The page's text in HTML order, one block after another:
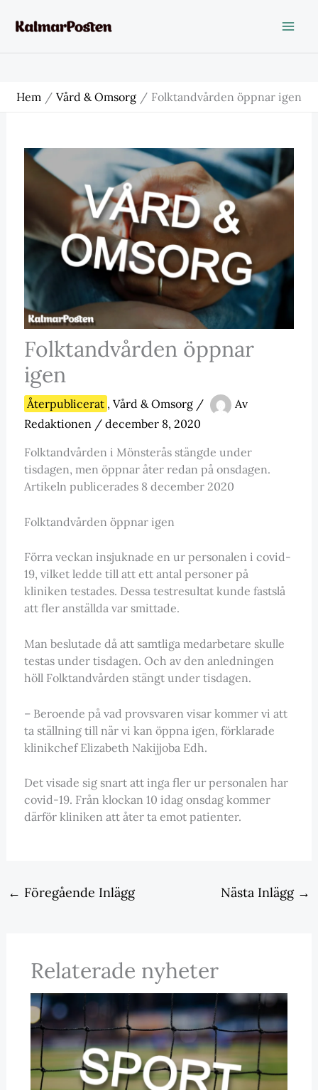
Hem Vård & Omsorg Folktandvården öppnar igen
Folktandvården öppnar
igen
Återpublicerat , Vård & Omsorg/
Av
Redaktionen / december 8, 2020
Folktandvården i Mönsterås stängde under
tisdagen, men öppnar åter redan på onsdagen.
Artikeln publicerades 8 december 2020
Folktandvården öppnar igen
Förra veckan insjuknade en ur personalen i covid-
19, vilket ledde till att ett antal personer på
kliniken testades. Dessa testresultat kunde fastslå
att fler anställda var smittade.
Man beslutade då att samtliga medarbetare skulle
testas under tisdagen. Och av den anledningen
höll Folktandvården stängt under tisdagen.
– Beroende på vad provsvaren visar kommer vi att
ta ställning till när vi kan öppna igen, förklarade
klinikchef Elizabeth Nakijjoba Edh.
Det visade sig snart att inga fler ur personalen har
covid-19. Från klockan 10 idag onsdag kommer
därför kliniken att åter ta emot patienter.
← Föregående Inlägg Nästa Inlägg →
Relaterade nyheter